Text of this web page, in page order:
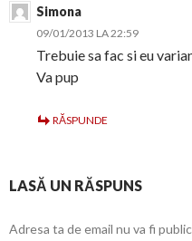
Simona
09/01/2013 LA 22:59
Trebuie sa fac si eu
Va pup
RĂSPUNDE
LASĂ UN RĂSPUNS
Adresa ta de email nu va fi